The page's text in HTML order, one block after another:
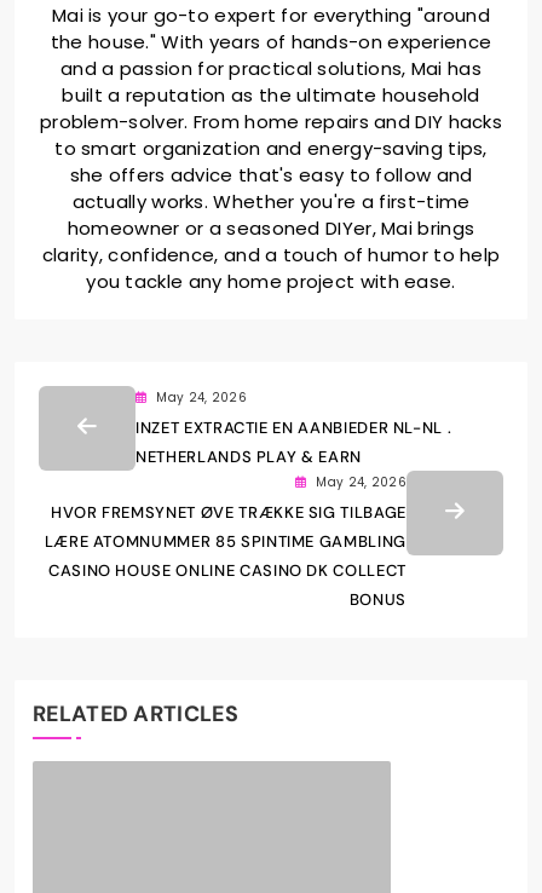
Mai is your go-to expert for everything "around
the house." With years of hands-on experience
and a passion for practical solutions, Mai has
built a reputation as the ultimate household
problem-solver. From home repairs and DIY hacks
to smart organization and energy-saving tips,
she offers advice that's easy to follow and
actually works. Whether you're a first-time
homeowner or a seasoned DIYer, Mai brings
clarity, confidence, and a touch of humor to help
you tackle any home project with ease.
May 24, 2026
INZET EXTRACTIE EN AANBIEDER NL-NL .
NETHERLANDS PLAY & EARN
May 24, 2026
HVOR FREMSYNET ØVE TRÆKKE SIG TILBAGE
LÆRE ATOMNUMMER 85 SPINTIME GAMBLING
CASINO HOUSE ONLINE CASINO DK COLLECT
BONUS
RELATED ARTICLES